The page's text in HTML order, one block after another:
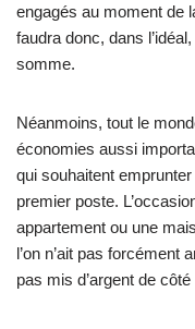
engagés au moment de
faudra donc, dans
somme.
Néanmoins, tout le
économies aussi
qui souhaitent
premier poste.
appartement ou une
l’on n’ait pas forcément
pas mis d’argent de